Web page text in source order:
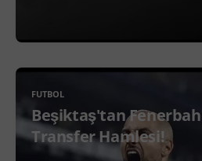
FUTBOL
Beşiktaş'tan
Transfer Hamlesi!